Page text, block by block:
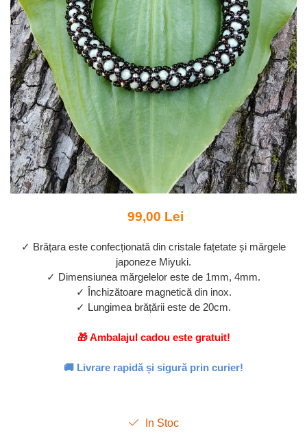
99,00 Lei
✓ Brățara este confecționată din cristale fațetate și mărgele
japoneze Miyuki.
✓ Dimensiunea mărgelelor este de 1mm, 4mm.
✓ Închizătoare magnetică din inox.
✓ Lungimea brățării este de 20cm.
🎁 Ambalajul cadou este gratuit!
🚚 Livrare rapidă și sigură prin curier!
In Stoc